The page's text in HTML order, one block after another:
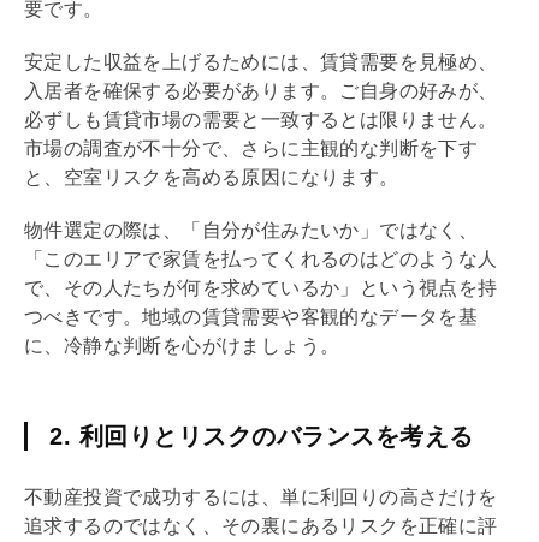
要です。
安定した収益を上げるためには、賃貸需要を見極め、
入居者を確保する必要があります。ご自身の好みが、
必ずしも賃貸市場の需要と一致するとは限りません。
市場の調査が不十分で、さらに主観的な判断を下す
と、空室リスクを高める原因になります。
物件選定の際は、「自分が住みたいか」ではなく、
「このエリアで家賃を払ってくれるのはどのような人
で、その人たちが何を求めているか」という視点を持
つべきです。地域の賃貸需要や客観的なデータを基
に、冷静な判断を心がけましょう。
2. 利回りとリスクのバランスを考える
不動産投資で成功するには、単に利回りの高さだけを
追求するのではなく、その裏にあるリスクを正確に評